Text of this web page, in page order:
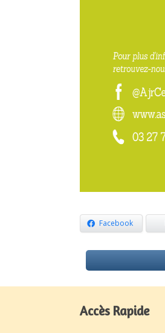
Facebook
Accès Rapide